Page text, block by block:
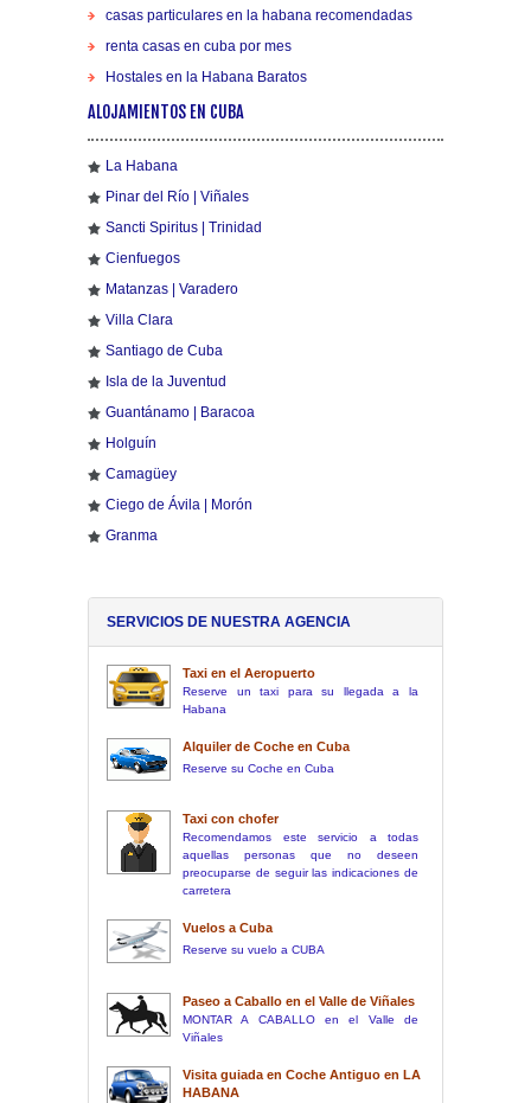
casas particulares en la habana recomendadas
renta casas en cuba por mes
Hostales en la Habana Baratos
ALOJAMIENTOS EN CUBA
La Habana
Pinar del Río | Viñales
Sancti Spiritus | Trinidad
Cienfuegos
Matanzas | Varadero
Villa Clara
Santiago de Cuba
Isla de la Juventud
Guantánamo | Baracoa
Holguín
Camagüey
Ciego de Ávila | Morón
Granma
SERVICIOS DE NUESTRA AGENCIA
Taxi en el Aeropuerto
Reserve un taxi para su llegada a la
Habana
Alquiler de Coche en Cuba
Reserve su Coche en Cuba
Taxi con chofer
Recomendamos este servicio a todas
aquellas personas que no deseen
preocuparse de seguir las indicaciones de
carretera
Vuelos a Cuba
Reserve su vuelo a CUBA
Paseo a Caballo en el Valle de Viñales
MONTAR A CABALLO en el Valle de
Viñales
Visita guiada en Coche Antiguo en LA
HABANA